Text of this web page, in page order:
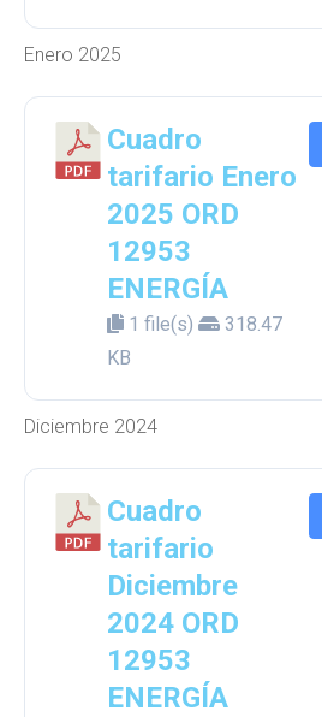
Enero 2025
Cuadro
tarifario Enero
2025 ORD
12953
ENERGÍA
1 file(s)
318.47
KB
Diciembre 2024
Cuadro
tarifario
Diciembre
2024 ORD
12953
ENERGÍA